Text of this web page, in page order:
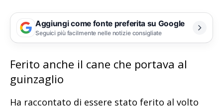
Aggiungi come fonte preferita su Google
Seguici più facilmente nelle notizie consigliate
Ferito anche il cane che portava al
guinzaglio
Ha raccontato di essere stato ferito al volto